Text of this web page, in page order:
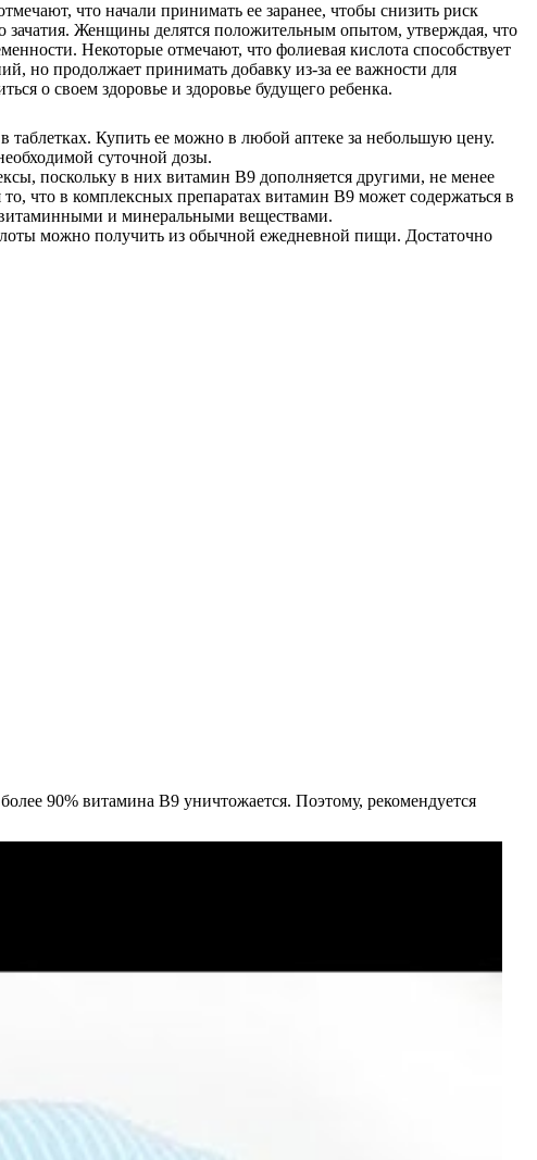
что начали принимать ее заранее, чтобы снизить риск
зачатия. Женщины делятся положительным опытом, утверждая, что
Некоторые отмечают, что фолиевая кислота способствует
но продолжает принимать добавку из-за ее важности для
о своем здоровье и здоровье будущего ребенка.
Купить ее можно в любой аптеке за небольшую цену.
суточной дозы.
поскольку в них витамин В9 дополняется другими, не менее
что в комплексных препаратах витамин В9 может содержаться в
витаминными и минеральными веществами.
можно получить из обычной ежедневной пищи. Достаточно
90% витамина В9 уничтожается. Поэтому, рекомендуется